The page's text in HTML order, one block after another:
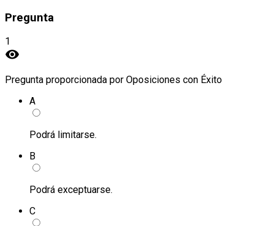
Pregunta
1
visibility
Pregunta proporcionada por Oposiciones con Éxito
A
Podrá limitarse.
B
Podrá exceptuarse.
C